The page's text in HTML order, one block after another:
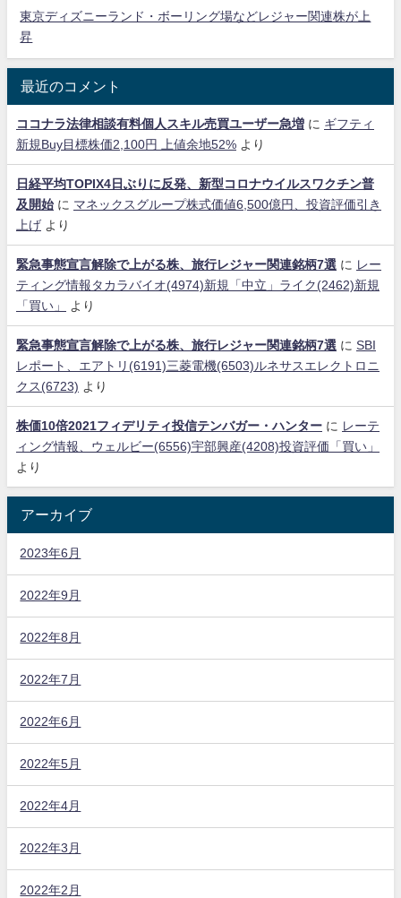
東京ディズニーランド・ボーリング場などレジャー関連株が上
昇
最近のコメント
ココナラ法律相談有料個人スキル売買ユーザー急増 に ギフティ
新規Buy目標株価2,100円 上値余地52% より
日経平均TOPIX4日ぶりに反発、新型コロナウイルスワクチン普
及開始に マネックスグループ株式価値6,500億円、投資評価引き
上げ より
緊急事態宣言解除で上がる株、旅行レジャー関連銘柄7選 に レー
ティング情報タカラバイオ(4974)新規「中立」ライク(2462)新規
「買い」
より
緊急事態宣言解除で上がる株、旅行レジャー関連銘柄7選 に SBI
レポート、エアトリ(6191)三菱電機(6503)ルネサスエレクトロニ
クス(6723) より
株価10倍2021フィデリティ投信テンバガー・ハンター に レーテ
ィング情報、ウェルビー(6556)宇部興産(4208)投資評価「買い」
より
アーカイブ
2023年6月
2022年9月
2022年8月
2022年7月
2022年6月
2022年5月
2022年4月
2022年3月
2022年2月